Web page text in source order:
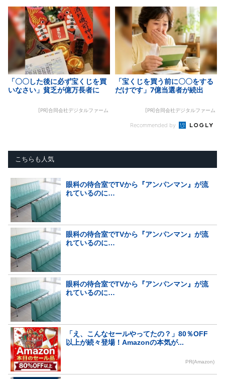
「〇〇した後に必ず宝くじを買
いなさい」貧乏が億万長者に
[PR]合同会社デジタルファーム
「宝くじを買う前に〇〇をする
だけです」7億当選者が続出
[PR]合同会社デジタルファーム
Recommended by
こちらも人気
眼科の待合室でTVから『アンパンマン』が流
れているのに…
眼科の待合室でTVから『アンパンマン』が流
れているのに…
眼科の待合室でTVから『アンパンマン』が流
れているのに…
「え、こんなセールやってたの？」80％OFF
以上が続々登場！Amazonの本気が...
PR(Amazon)